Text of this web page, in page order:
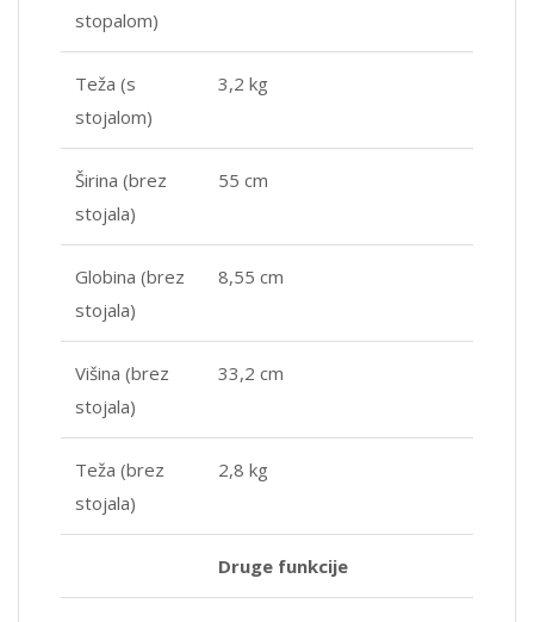
stopalom)
Teža (s
stojalom)
3,2 kg
Širina (brez
stojala)
55 cm
Globina (brez
stojala)
8,55 cm
Višina (brez
stojala)
33,2 cm
Teža (brez
stojala)
2,8 kg
Druge funkcije